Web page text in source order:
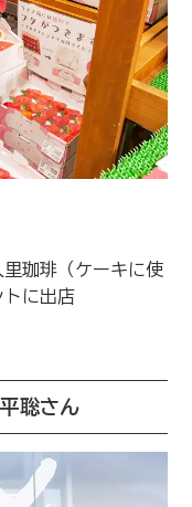
珈琲（ケーキに使
トに出店
聡さん